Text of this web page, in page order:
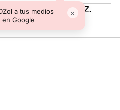
a tus medios
Google
×
Zubimendi / MDZ.